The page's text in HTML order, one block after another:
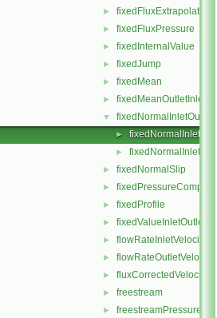
►
► fixedFluxPressure
► fixedInternalValue
► fixedJump
► fixedMean
► fixedMeanOutletInlet
▼
►
►
► fixedNormalSlip
►
► fixedProfile
► fixedValueInletOutlet
► flowRateInletVelocity
► flowRateOutletVelocity
► fluxCorrectedVelocity
► freestream
► freestreamPressure